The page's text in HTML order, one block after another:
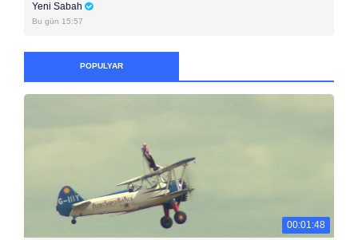
Yeni Sabah
Bu gün 15:57
POPULYAR
00:01:48